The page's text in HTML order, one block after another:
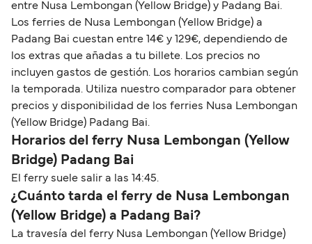
entre Nusa Lembongan (Yellow Bridge) y Padang Bai.
Los ferries de Nusa Lembongan (Yellow Bridge) a
Padang Bai cuestan entre 14€ y 129€, dependiendo de
los extras que añadas a tu billete. Los precios no
incluyen gastos de gestión. Los horarios cambian según
la temporada. Utiliza nuestro comparador para obtener
precios y disponibilidad de los ferries Nusa Lembongan
(Yellow Bridge) Padang Bai.
Horarios del ferry Nusa Lembongan (Yellow
Bridge) Padang Bai
El ferry suele salir a las 14:45.
¿Cuánto tarda el ferry de Nusa Lembongan
(Yellow Bridge) a Padang Bai?
La travesía del ferry Nusa Lembongan (Yellow Bridge)